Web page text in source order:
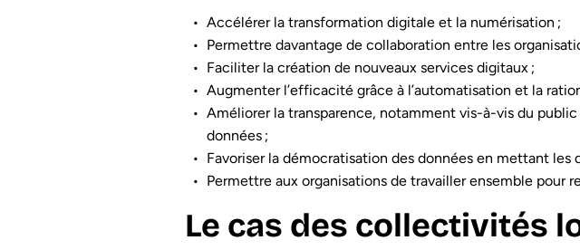
Accélérer la transformation digitale et la numérisation ;
Permettre davantage de collaboration entre les
Faciliter la création de nouveaux services digitaux ;
Augmenter l’efficacité grâce à l’automatisation et la
Améliorer la transparence, notamment vis-à-vis du
données ;
Favoriser la démocratisation des données en mettant les
Permettre aux organisations de travailler ensemble pour
Le cas des collectivités